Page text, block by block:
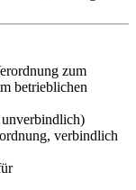
zum
betrieblichen
verbindlich